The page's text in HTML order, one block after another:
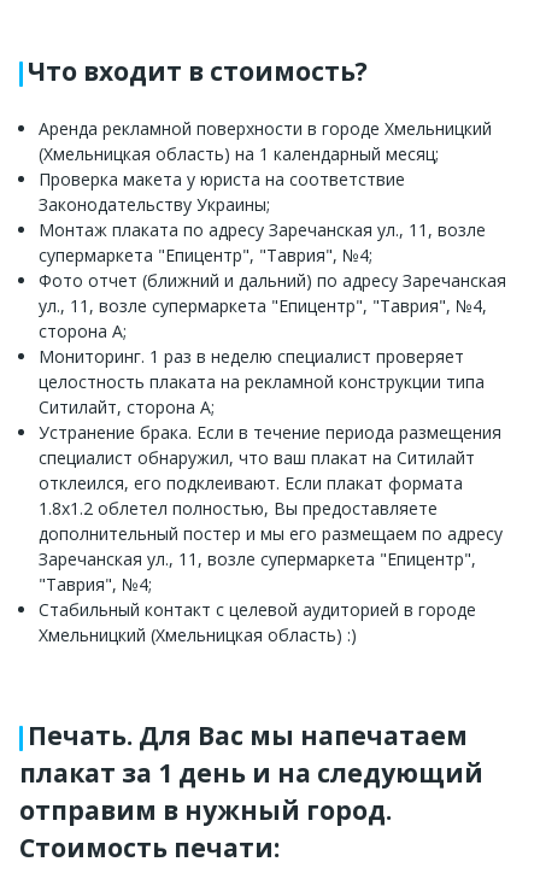
Что входит в стоимость?
Аренда рекламной поверхности в городе Хмельницкий
(Хмельницкая область) на 1 календарный месяц;
Проверка макета у юриста на соответствие
Законодательству Украины;
Монтаж плаката по адресу Заречанская ул., 11, возле
супермаркета "Епицентр", "Таврия", №4;
Фото отчет (ближний и дальний) по адресу Заречанская
ул., 11, возле супермаркета "Епицентр", "Таврия", №4,
сторона A;
Мониторинг. 1 раз в неделю специалист проверяет
целостность плаката на рекламной конструкции типа
Ситилайт, сторона A;
Устранение брака. Если в течение периода размещения
специалист обнаружил, что ваш плакат на Ситилайт
отклеился, его подклеивают. Если плакат формата
1.8x1.2 облетел полностью, Вы предоставляете
дополнительный постер и мы его размещаем по адресу
Заречанская ул., 11, возле супермаркета "Епицентр",
"Таврия", №4;
Стабильный контакт с целевой аудиторией в городе
Хмельницкий (Хмельницкая область) :)
Печать. Для Вас мы напечатаем
плакат за 1 день и на следующий
отправим в нужный город.
Стоимость печати: